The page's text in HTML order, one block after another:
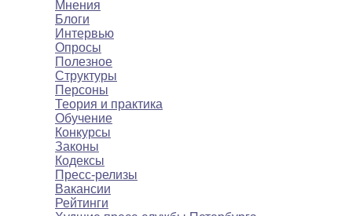
Мнения
Блоги
Интервью
Опросы
Полезное
Структуры
Персоны
Теория и практика
Обучение
Конкурсы
Законы
Кодексы
Пресс-релизы
Вакансии
Рейтинги